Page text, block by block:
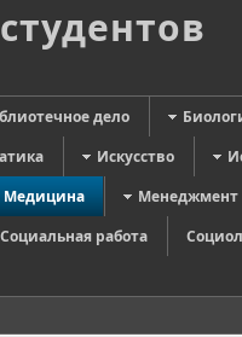
дело
Искусство
Медицина
Менеджмент
Социальная работа